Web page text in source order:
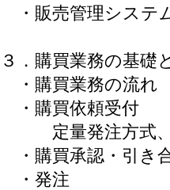
・販売管理システ
３．購買業務の基礎
・購買業務の流れ
・購買依頼受付
定量発注方式、
・購買承認・引き
・発注